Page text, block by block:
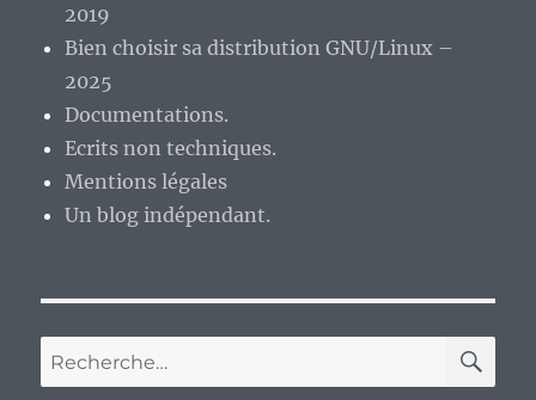
2019
Bien choisir sa distribution GNU/Linux –
2025
Documentations.
Ecrits non techniques.
Mentions légales
Un blog indépendant.
Recherche
pour :